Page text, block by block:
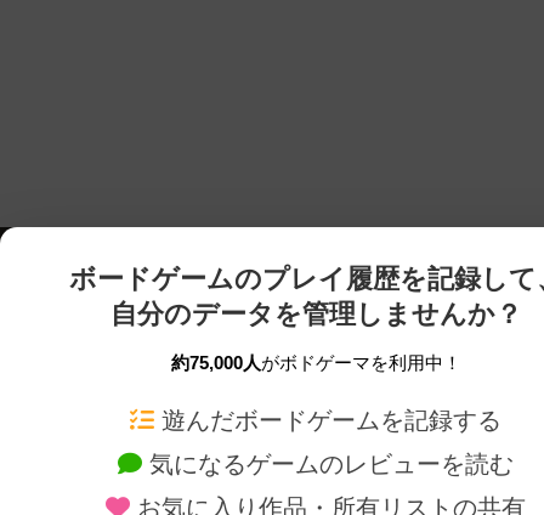
ボードゲームのプレイ履歴を記録して
自分のデータを管理しませんか？
約75,000人がボドゲーマを利用中！
遊んだボードゲームを記録する
気になるゲームのレビューを読む
お気に入り作品・所有リストの共有
ボードゲームを検索する 新作・再入荷情報